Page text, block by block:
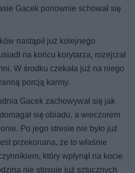
Gacek ponownie schował się
nastąpił już kolejnego
na końcu korytarza, rozejrzał
W środku czekała już na niego
porcją karmy.
Gacek zachowywał się jak
się obiadu, a wieczorem
Po jego stresie nie było już
przekonana, że to właśnie
który wpłynął na kocie
nie stosuje już sztucznych